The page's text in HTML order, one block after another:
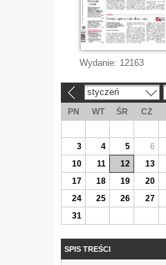
Wydanie: 12163
styczeń
PN WT ŚR CZ
3
4 5 6
10
11 12 13
17
18 19 20
24
25 26 27
31
SPIS TREŚCI